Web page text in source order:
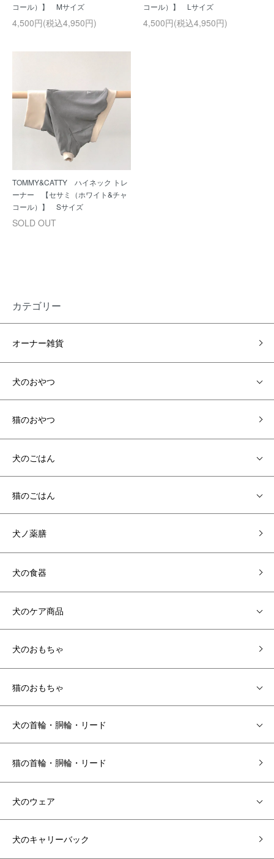
コール）】 Mサイズ
4,500円(税込4,950円)
コール）】 Lサイズ
4,500円(税込4,950円)
TOMMY&CATTY ハイネック トレ
ーナー 【セサミ（ホワイト&チャ
コール）】 Sサイズ
SOLD OUT
カテゴリー
オーナー雑貨
犬のおやつ
猫のおやつ
犬のごはん
猫のごはん
犬ノ薬膳
犬の食器
犬のケア商品
犬のおもちゃ
猫のおもちゃ
犬の首輪・胴輪・リード
猫の首輪・胴輪・リード
犬のウェア
犬のキャリーバック